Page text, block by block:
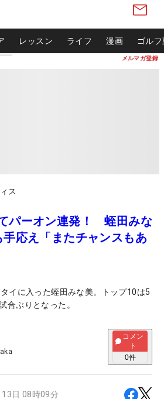
メルマガ登録
レッスン ライフ 漫画 ゴル
ス
パーオン連発！ 蛭田みな
応え「またチャンスもあ
イに入った蛭田みな美。トップ10は5
合ぶりとなった。
コメン
ト
0件
日 08時09分